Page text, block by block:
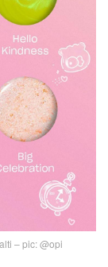
– pic: @opi